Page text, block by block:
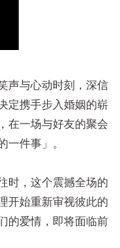
声与心动时刻，深信
定携手步入婚姻的崭
在一场与好友的聚会
一件事」。
时，这个震撼全场的
开始重新审视彼此的
的爱情，即将面临前